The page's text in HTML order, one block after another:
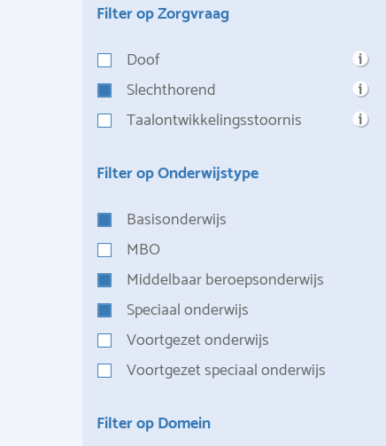
Filter op Zorgvraag
Doof
Slechthorend
Taalontwikkelingsstoornis
Filter op Onderwijstype
Basisonderwijs
MBO
Middelbaar beroepsonderwijs
Speciaal onderwijs
Voortgezet onderwijs
Voortgezet speciaal onderwijs
Filter op Domein